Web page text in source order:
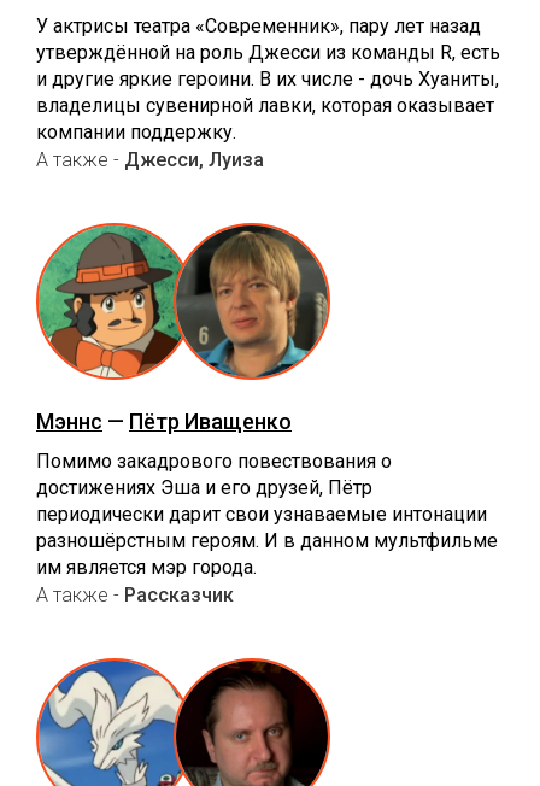
У актрисы театра «Современник», пару лет назад
утверждённой на роль Джесси из команды R, есть
и другие яркие героини. В их числе - дочь Хуаниты,
владелицы сувенирной лавки, которая оказывает
компании поддержку.
А также - Джесси, Луиза
Мэннс — Пётр Иващенко
Помимо закадрового повествования о
достижениях Эша и его друзей, Пётр
периодически дарит свои узнаваемые интонации
разношёрстным героям. И в данном мультфильме
им является мэр города.
А также - Рассказчик